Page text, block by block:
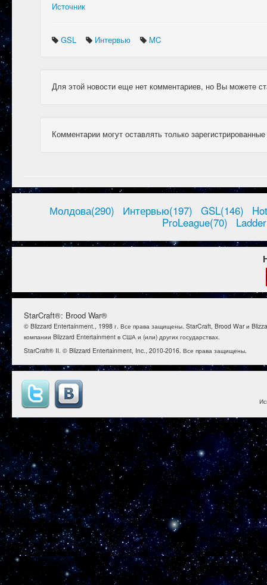
Источник
GSL Интервью MC
Для этой новости еще нет комментариев, но Вы можете
Комментарии могут оставлять только
Молдова(290) Интервью(197) GSL(146)
ProLeague(70)
StarCraft®: Brood War®
© Blizzard Entertainment., 1998 г. Все права защищены. StarCraft, Brood War и
компании Blizzard Entertainment в США и (или) других государствах.
StarCraft® II. © Blizzard Entertainment, Inc., 2010-2016. Все права защищены.